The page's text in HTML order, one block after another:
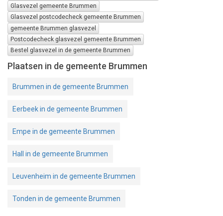
Glasvezel gemeente Brummen
Glasvezel postcodecheck gemeente Brummen
gemeente Brummen glasvezel
Postcodecheck glasvezel gemeente Brummen
Bestel glasvezel in de gemeente Brummen
Plaatsen in de gemeente Brummen
Brummen in de gemeente Brummen
Eerbeek in de gemeente Brummen
Empe in de gemeente Brummen
Hall in de gemeente Brummen
Leuvenheim in de gemeente Brummen
Tonden in de gemeente Brummen